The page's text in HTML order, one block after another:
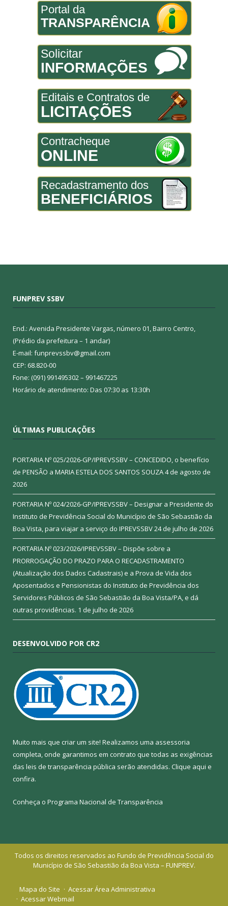
Portal da
TRANSPARÊNCIA
Solicitar
INFORMAÇÕES
Editais e Contratos de
LICITAÇÕES
Contracheque
ONLINE
Recadastramento dos
BENEFICIÁRIOS
FUNPREV SSBV
End.: Avenida Presidente Vargas, número 01, Bairro Centro,
(Prédio da prefeitura – 1 andar)
E-mail: funprevssbv@gmail.com
CEP: 68.820-00
Fone: (091) 991495302 – 991467225
Horário de atendimento: Das 07:30 as 13:30h
ÚLTIMAS PUBLICAÇÕES
PORTARIA Nº 025/2026-GP/IPREVSSBV – CONCEDIDO, o benefício
de PENSÃO a MARIA ESTELA DOS SANTOS SOUZA4 de agosto de
2026
PORTARIA Nº 024/2026-GP/IPREVSSBV – Designar a Presidente do
Instituto de Previdência Social do Município de São Sebastião da
Boa Vista, para viajar a serviço do IPREVSSBV24 de julho de 2026
PORTARIA Nº 023/2026/IPREVSSBV – Dispõe sobre a
PRORROGAÇÃO DO PRAZO PARA O RECADASTRAMENTO
(Atualização dos Dados Cadastrais) e a Prova de Vida dos
Aposentados e Pensionistas do Instituto de Previdência dos
Servidores Públicos de São Sebastião da Boa Vista/PA, e dá
outras providências. 1 de julho de 2026
DESENVOLVIDO POR CR2
Muito mais que criar um site! Realizamos uma assessoria
completa, onde garantimos em contrato que todas as exigências
das leis de transparência pública serão atendidas. Clique aqui e
confira.
Conheça o Programa Nacional de Transparência
Todos os direitos reservados ao Fundo de Previdência Social do
Município de São Sebastião da Boa Vista – FUNPREV.
Mapa do Site
Acessar Área Administrativa
Acessar Webmail